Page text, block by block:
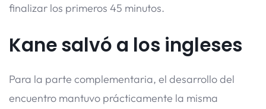
finalizar los primeros 45 minutos.
Kane salvó a los ingleses
Para la parte complementaria, el desarrollo del
encuentro mantuvo prácticamente la misma